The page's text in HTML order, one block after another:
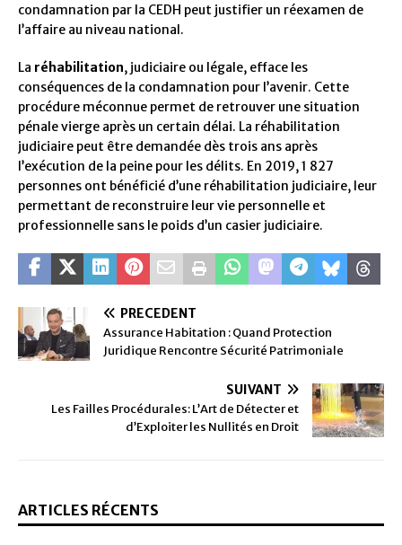
condamnation par la CEDH peut justifier un réexamen de
l’affaire au niveau national.
La réhabilitation, judiciaire ou légale, efface les
conséquences de la condamnation pour l’avenir. Cette
procédure méconnue permet de retrouver une situation
pénale vierge après un certain délai. La réhabilitation
judiciaire peut être demandée dès trois ans après
l’exécution de la peine pour les délits. En 2019, 1 827
personnes ont bénéficié d’une réhabilitation judiciaire, leur
permettant de reconstruire leur vie personnelle et
professionnelle sans le poids d’un casier judiciaire.
PRÉCÉDENT
Assurance Habitation : Quand Protection
Juridique Rencontre Sécurité Patrimoniale
SUIVANT
Les Failles Procédurales: L’Art de Détecter et
d’Exploiter les Nullités en Droit
ARTICLES RÉCENTS